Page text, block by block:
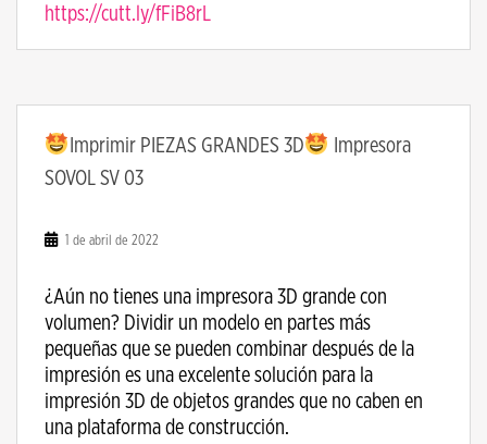
https://cutt.ly/fFiB8rL
Imprimir PIEZAS GRANDES 3D
Impresora
SOVOL SV 03
1 de abril de 2022
¿Aún no tienes una impresora 3D grande con
volumen? Dividir un modelo en partes más
pequeñas que se pueden combinar después de la
impresión es una excelente solución para la
impresión 3D de objetos grandes que no caben en
una plataforma de construcción.